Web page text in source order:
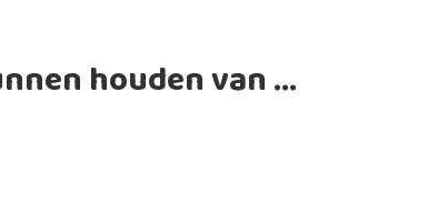
Deze
houden van …